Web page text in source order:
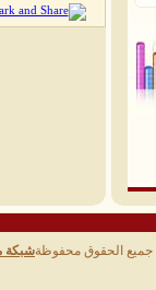
جميع الحقوق محفوظةشبكة